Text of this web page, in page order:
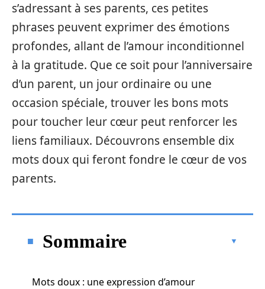
s’adressant à ses parents, ces petites
phrases peuvent exprimer des émotions
profondes, allant de l’amour inconditionnel
à la gratitude. Que ce soit pour l’anniversaire
d’un parent, un jour ordinaire ou une
occasion spéciale, trouver les bons mots
pour toucher leur cœur peut renforcer les
liens familiaux. Découvrons ensemble dix
mots doux qui feront fondre le cœur de vos
parents.
Sommaire
Mots doux : une expression d’amour